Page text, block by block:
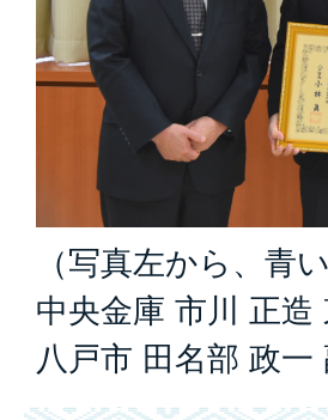
（写真左から、青
中央金庫 市川 正
八戸市 田名部 政一